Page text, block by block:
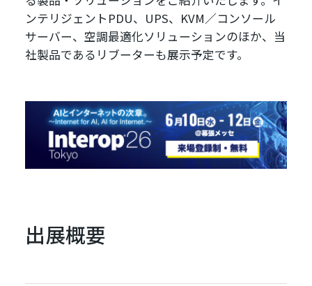
ンテリジェントPDU、UPS、KVM／コンソール
サーバー、空調最適化ソリューションのほか、当
社製品であるリブーターも展示予定です。
出展概要